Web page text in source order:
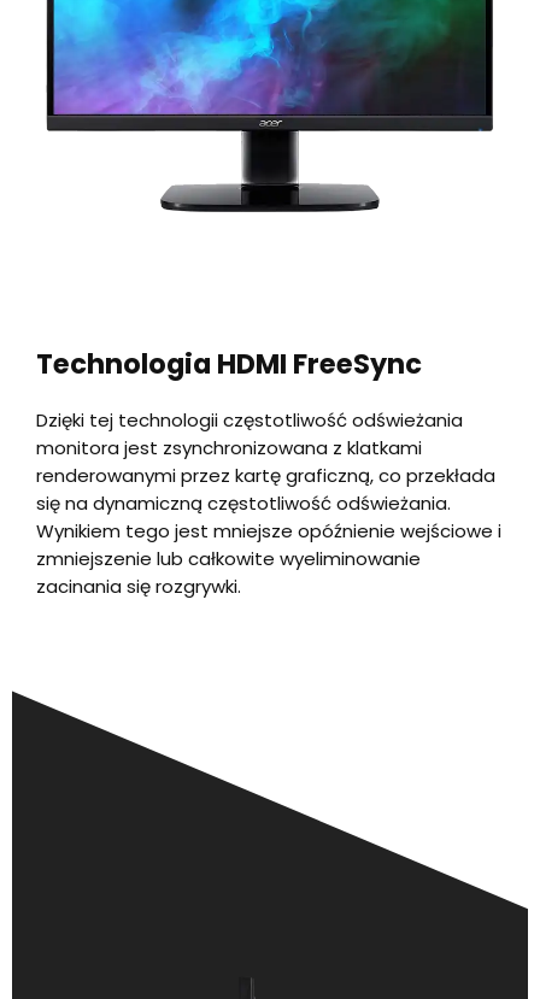
Technologia HDMI FreeSync
Dzięki tej technologii częstotliwość odświeżania
monitora jest zsynchronizowana z klatkami
renderowanymi przez kartę graficzną, co przekłada
się na dynamiczną częstotliwość odświeżania.
Wynikiem tego jest mniejsze opóźnienie wejściowe i
zmniejszenie lub całkowite wyeliminowanie
zacinania się rozgrywki.